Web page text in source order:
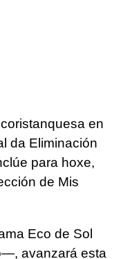
en
da Eliminación
para hoxe,
de Mis
Eco de Sol
avanzará esta